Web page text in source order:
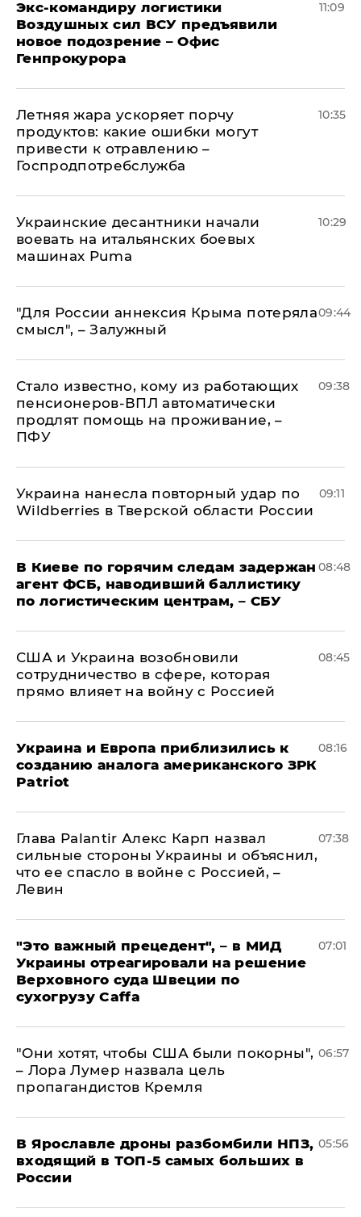
Экс-командиру логистики
Воздушных сил ВСУ предъявили
новое подозрение – Офис
Генпрокурора
11:09
Летняя жара ускоряет порчу
продуктов: какие ошибки могут
привести к отравлению –
Госпродпотребслужба
10:35
Украинские десантники начали
воевать на итальянских боевых
машинах Puma
10:29
"Для России аннексия Крыма потеряла
смысл", – Залужный
09:44
Стало известно, кому из работающих
пенсионеров-ВПЛ автоматически
продлят помощь на проживание, –
ПФУ
09:38
Украина нанесла повторный удар по
Wildberries в Тверской области России
09:11
В Киеве по горячим следам задержан
агент ФСБ, наводивший баллистику
по логистическим центрам, – СБУ
08:48
США и Украина возобновили
сотрудничество в сфере, которая
прямо влияет на войну с Россией
08:45
Украина и Европа приблизились к
созданию аналога американского ЗРК
Patriot
08:16
Глава Palantir Алекс Карп назвал
сильные стороны Украины и объяснил,
что ее спасло в войне с Россией, –
Левин
07:38
"Это важный прецедент", – в МИД
Украины отреагировали на решение
Верховного суда Швеции по
сухогрузу Caffa
07:01
"Они хотят, чтобы США были покорны",
– Лора Лумер назвала цель
пропагандистов Кремля
06:57
В Ярославле дроны разбомбили НПЗ,
входящий в ТОП-5 самых больших в
России
05:56